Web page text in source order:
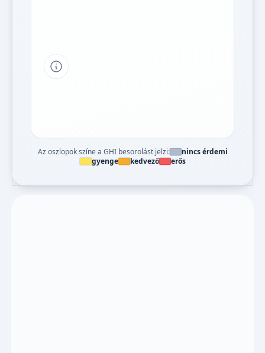
Tipp a grafikon jelmagyarázatához
Az oszlopok színe a GHI besorolást jelzi:
nincs érdemi
gyenge
kedvező erős